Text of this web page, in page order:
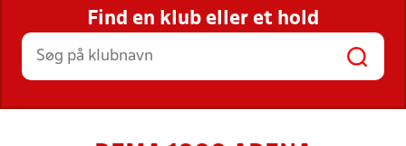
STILLINGER, RESULTATER, KLUBBER OG
HOLD
Find en klub eller et hold